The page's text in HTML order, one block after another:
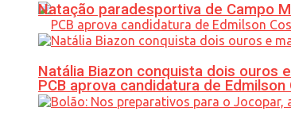
PCB aprova candidatura de
Natação paradesportiva de Campo
Natália Biazon conquista dois ouros